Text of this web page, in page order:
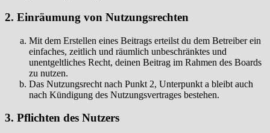
2. Einräumung von Nutzungsrechten
Mit dem Erstellen eines Beitrags erteilst du dem Betreiber ein
einfaches, zeitlich und räumlich unbeschränktes und
unentgeltliches Recht, deinen Beitrag im Rahmen des Boards
zu nutzen.
Das Nutzungsrecht nach Punkt 2, Unterpunkt a bleibt auch
nach Kündigung des Nutzungsvertrages bestehen.
3. Pflichten des Nutzers